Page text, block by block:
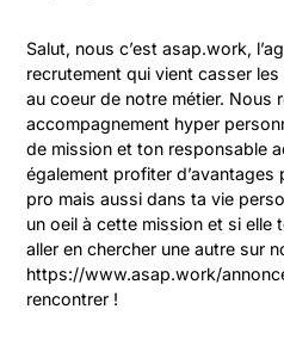
Salut, nous c’est asap.work,
recrutement qui vient casser
au coeur de notre métier. Nous
accompagnement hyper
de mission et ton responsable
également profiter d’avantages
pro mais aussi dans ta vie
un oeil à cette mission et si elle
aller en chercher une autre sur
https://www.asap.work/
rencontrer !